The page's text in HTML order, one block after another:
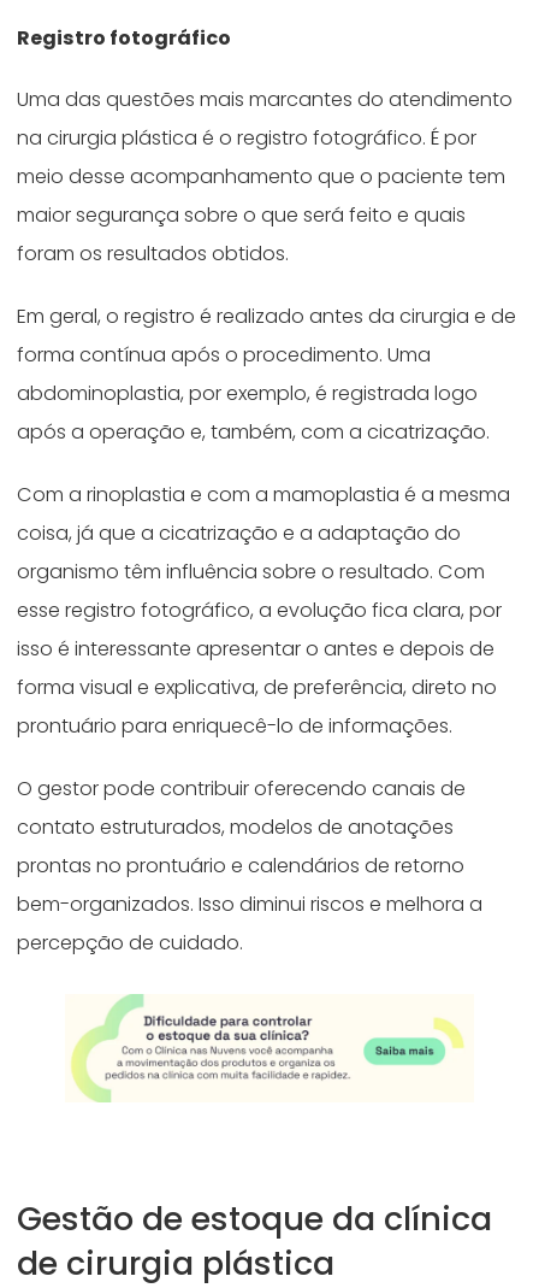
Registro fotográfico
Uma das questões mais marcantes do atendimento
na cirurgia plástica é o registro fotográfico. É por
meio desse acompanhamento que o paciente tem
maior segurança sobre o que será feito e quais
foram os resultados obtidos.
Em geral, o registro é realizado antes da cirurgia e de
forma contínua após o procedimento. Uma
abdominoplastia, por exemplo, é registrada logo
após a operação e, também, com a cicatrização.
Com a rinoplastia e com a mamoplastia é a mesma
coisa, já que a cicatrização e a adaptação do
organismo têm influência sobre o resultado. Com
esse registro fotográfico, a evolução fica clara, por
isso é interessante apresentar o antes e depois de
forma visual e explicativa, de preferência, direto no
prontuário para enriquecê-lo de informações.
O gestor pode contribuir oferecendo canais de
contato estruturados, modelos de anotações
prontas no prontuário e calendários de retorno
bem-organizados. Isso diminui riscos e melhora a
percepção de cuidado.
Gestão de estoque da clínica
de cirurgia plástica